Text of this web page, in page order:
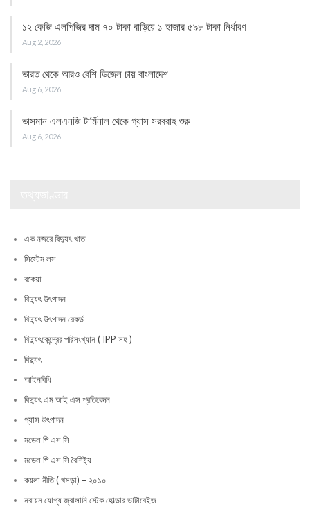
১২ কেজি এলপিজির দাম ৭০ টাকা বাড়িয়ে ১ হাজার ৫৯৮ টাকা নির্ধারণ
Aug 2, 2026
ভারত থেকে আরও বেশি ডিজেল চায় বাংলাদেশ
Aug 6, 2026
ভাসমান এলএনজি টার্মিনাল থেকে গ্যাস সরবরাহ শুরু
Aug 6, 2026
এক নজরে বিদ্যুৎ খাত
সিস্টেম লস
বকেয়া
বিদ্যুৎ উৎপাদন
বিদ্যুৎ উৎপাদন রেকর্ড
বিদ্যুৎকেন্দ্রের পরিসংখ্যান ( IPP সহ )
বিদ্যুৎ
আইনবিধি
বিদ্যুৎ এম আই এস প্রতিবেদন
গ্যাস উৎপাদন
মডেল পি এস সি
মডেল পি এস সি বৈশিষ্ট্য
কয়লা নীতি ( খসড়া) – ২০১০
নবায়ন যোগ্য জ্বালানি স্টেক হোল্ডার ডাটাবেইজ